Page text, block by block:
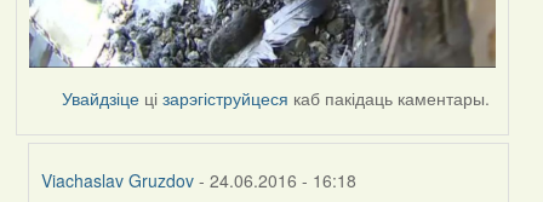
Увайдзіце цізарэгіструйцеся каб пакідаць каментары.
Viachaslav Gruzdov - 24.06.2016 - 16:18